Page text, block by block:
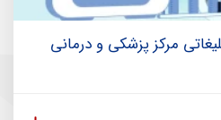
مرکز پزشکی و درمانی